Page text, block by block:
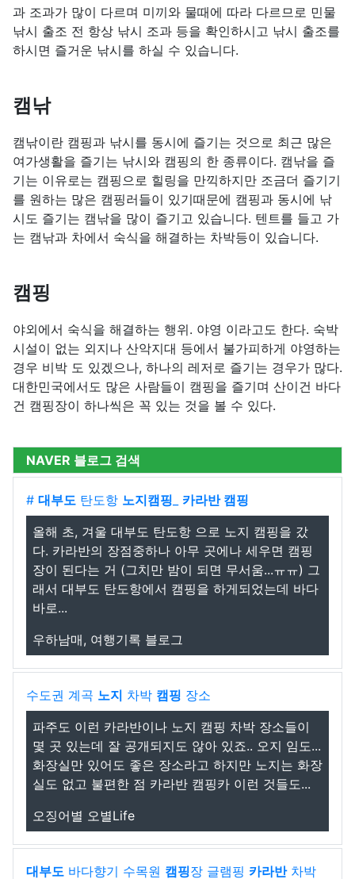
과 조과가 많이 다르며 미끼와 물때에 따라 다르므로 민물
낚시 출조 전 항상 낚시 조과 등을 확인하시고 낚시 출조를
하시면 즐거운 낚시를 하실 수 있습니다.
캠낚
캠낚이란 캠핑과 낚시를 동시에 즐기는 것으로 최근 많은
여가생활을 즐기는 낚시와 캠핑의 한 종류이다. 캠낚을 즐
기는 이유로는 캠핑으로 힐링을 만끽하지만 조금더 즐기기
를 원하는 많은 캠핑러들이 있기때문에 캠핑과 동시에 낚
시도 즐기는 캠낚을 많이 즐기고 있습니다. 텐트를 들고 가
는 캠낚과 차에서 숙식을 해결하는 차박등이 있습니다.
캠핑
야외에서 숙식을 해결하는 행위. 야영 이라고도 한다. 숙박
시설이 없는 외지나 산악지대 등에서 불가피하게 야영하는
경우 비박 도 있겠으나, 하나의 레저로 즐기는 경우가 많다.
대한민국에서도 많은 사람들이 캠핑을 즐기며 산이건 바다
건 캠핑장이 하나씩은 꼭 있는 것을 볼 수 있다.
NAVER 블로그 검색
# 대부도 탄도항 노지캠핑
카라반 캠핑
올해 초, 겨울 대부도 탄도항 으로 노지 캠핑을 갔
다. 카라반의 장점중하나 아무 곳에나 세우면 캠핑
장이 된다는 거 (그치만 밤이 되면 무서움...ㅠㅠ) 그
래서 대부도 탄도항에서 캠핑을 하게되었는데 바다
바로...
우하남매, 여행기록 블로그
수도권 계곡 노지 차박 캠핑 장소
파주도 이런 카라반이나 노지 캠핑 차박 장소들이
몇 곳 있는데 잘 공개되지도 않아 있죠.. 오지 임도...
화장실만 있어도 좋은 장소라고 하지만 노지는 화장
실도 없고 불편한 점 카라반 캠핑카 이런 것들도...
오징어별 오별Life
대부도 바다향기 수목원 캠핑장 글램핑 카라반차박